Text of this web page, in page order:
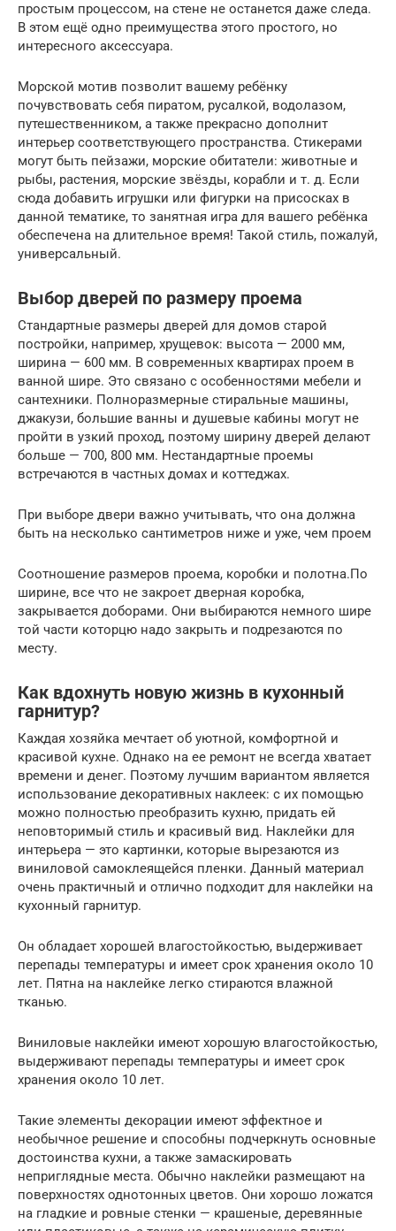
простым процессом, на стене не останется даже следа.
В этом ещё одно преимущества этого простого, но
интересного аксессуара.
Морской мотив позволит вашему ребёнку
почувствовать себя пиратом, русалкой, водолазом,
путешественником, а также прекрасно дополнит
интерьер соответствующего пространства. Стикерами
могут быть пейзажи, морские обитатели: животные и
рыбы, растения, морские звёзды, корабли и т. д. Если
сюда добавить игрушки или фигурки на присосках в
данной тематике, то занятная игра для вашего ребёнка
обеспечена на длительное время! Такой стиль, пожалуй,
универсальный.
Выбор дверей по размеру проема
Стандартные размеры дверей для домов старой
постройки, например, хрущевок: высота — 2000 мм,
ширина — 600 мм. В современных квартирах проем в
ванной шире. Это связано с особенностями мебели и
сантехники. Полноразмерные стиральные машины,
джакузи, большие ванны и душевые кабины могут не
пройти в узкий проход, поэтому ширину дверей делают
больше — 700, 800 мм. Нестандартные проемы
встречаются в частных домах и коттеджах.
При выборе двери важно учитывать, что она должна
быть на несколько сантиметров ниже и уже, чем проем
Соотношение размеров проема, коробки и полотна.По
ширине, все что не закроет дверная коробка,
закрывается доборами. Они выбираются немного шире
той части которцю надо закрыть и подрезаются по
месту.
Как вдохнуть новую жизнь в кухонный
гарнитур?
Каждая хозяйка мечтает об уютной, комфортной и
красивой кухне. Однако на ее ремонт не всегда хватает
времени и денег. Поэтому лучшим вариантом является
использование декоративных наклеек: с их помощью
можно полностью преобразить кухню, придать ей
неповторимый стиль и красивый вид. Наклейки для
интерьера — это картинки, которые вырезаются из
виниловой самоклеящейся пленки. Данный материал
очень практичный и отлично подходит для наклейки на
кухонный гарнитур.
Он обладает хорошей влагостойкостью, выдерживает
перепады температуры и имеет срок хранения около 10
лет. Пятна на наклейке легко стираются влажной
тканью.
Виниловые наклейки имеют хорошую влагостойкостью,
выдерживают перепады температуры и имеет срок
хранения около 10 лет.
Такие элементы декорации имеют эффектное и
необычное решение и способны подчеркнуть основные
достоинства кухни, а также замаскировать
неприглядные места. Обычно наклейки размещают на
поверхностях однотонных цветов. Они хорошо ложатся
на гладкие и ровные стенки — крашеные, деревянные